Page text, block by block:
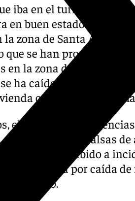
iba en el turismo fue
en buen estado. Además,
la zona de Santa Ana, en
que se han producido
en la zona del barranco
ha caído un muro en la
colindante de forma
el centro de
locales, balsas de
se ha debido a
comunidad por caída de
y lodo.